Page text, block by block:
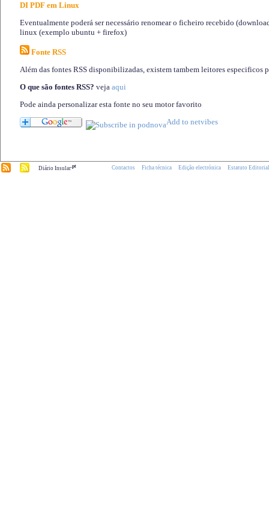
DI PDF em Linux
Eventualmente poderá ser necessário renomear o ficheiro recebido
linux (exemplo ubuntu + firefox)
Fonte RSS
Além das fontes RSS disponibilizadas, existem tambem leitores especificos
O que são fontes RSS? veja aqui
Pode ainda personalizar esta fonte no seu motor favorito
Diário Insular.pt Contactos Ficha técnica Edição electrónica Estatuto Editorial